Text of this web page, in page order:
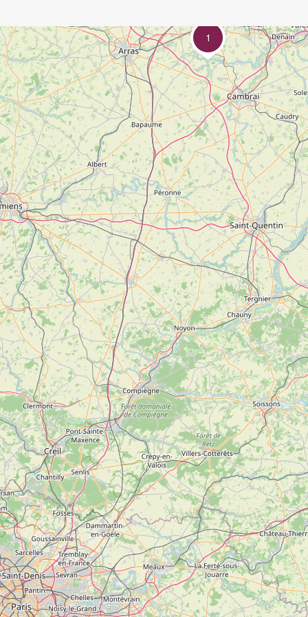
AbracadaRoom 1